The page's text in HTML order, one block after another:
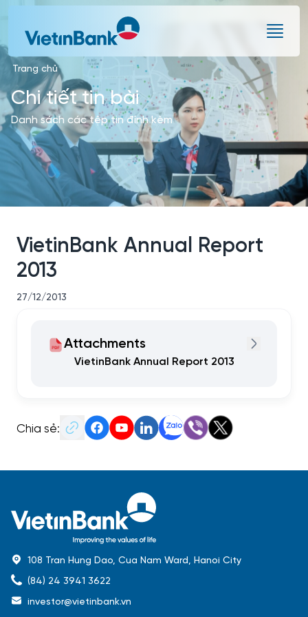
Trang chủ
Chi tiết tin bài
Danh sách các tệp tin đính kèm
VietinBank Annual Report
2013
27/12/2013
Attachments
VietinBank Annual Report 2013
Chia sẻ:
108 Tran Hung Dao, Cua Nam Ward, Hanoi City
(84) 24 3941 3622
investor@vietinbank.vn